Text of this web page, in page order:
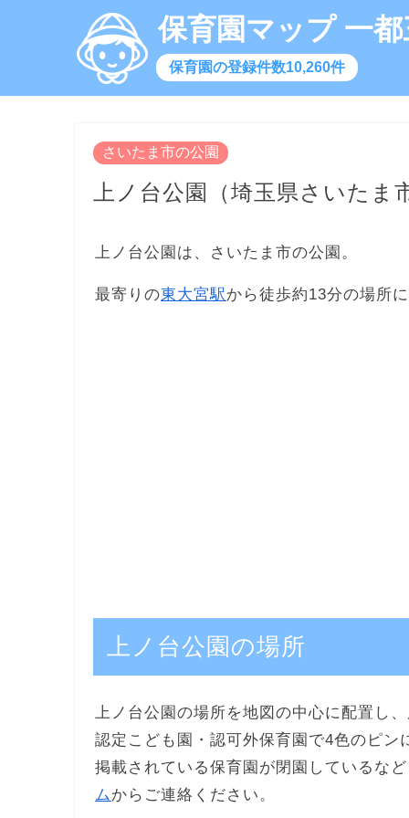
保育園マップ 一
保育園の登録件数10,260件
さいたま市の公園
上ノ台公園（埼玉県さいたま
上ノ台公園は、さいたま市の公園。
最寄りの東大宮駅から徒歩約13分の場所
上ノ台公園の場所
上ノ台公園の場所を地図の中心に配置し
認定こども園・認可外保育園で4色のピン
掲載されている保育園が閉園しているな
ム からご連絡ください。